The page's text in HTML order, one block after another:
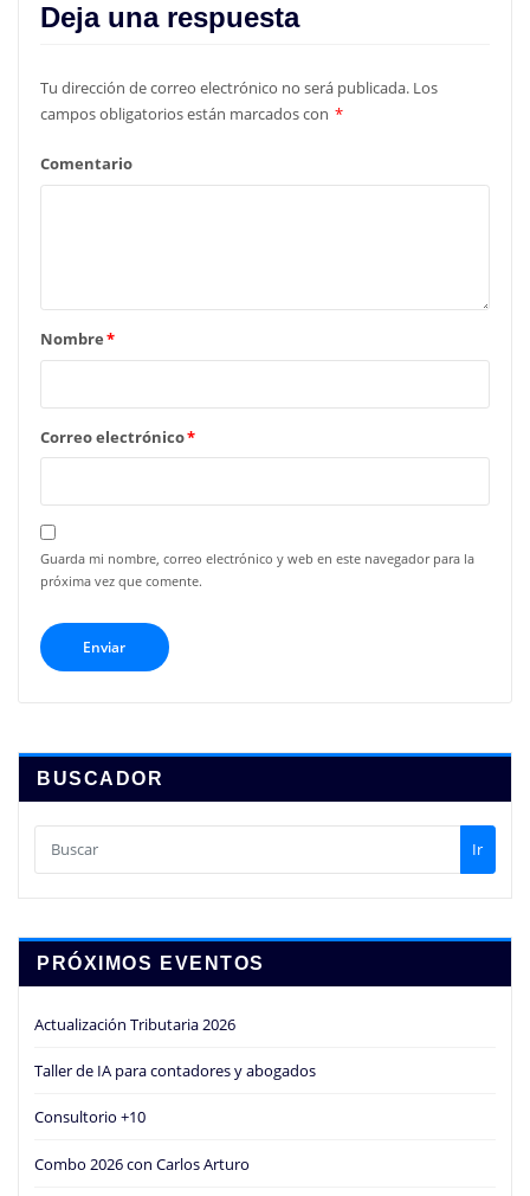
Deja una respuesta
Tu dirección de correo electrónico no será publicada. Los
campos obligatorios están marcados con *
Comentario
Nombre*
Correo electrónico*
Guarda mi nombre, correo electrónico y web en este navegador para la
próxima vez que comente.
BUSCADOR
Ir
PRÓXIMOS EVENTOS
Actualización Tributaria 2026
Taller de IA para contadores y abogados
Consultorio +10
Combo 2026 con Carlos Arturo